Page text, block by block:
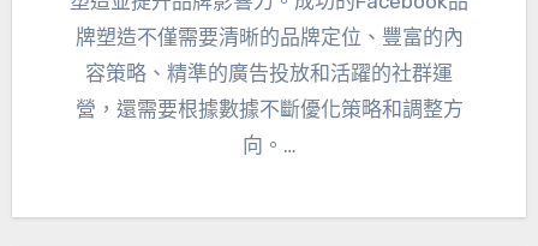
牌塑造不僅需要清晰的品牌定位、豐富的內
容策略、精準的廣告投放和活躍的社群運
營，還需要根據數據不斷優化策略和調整方
向。…